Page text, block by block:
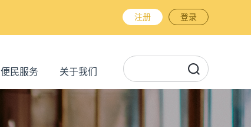
注册 登录
便民服务 关于我们